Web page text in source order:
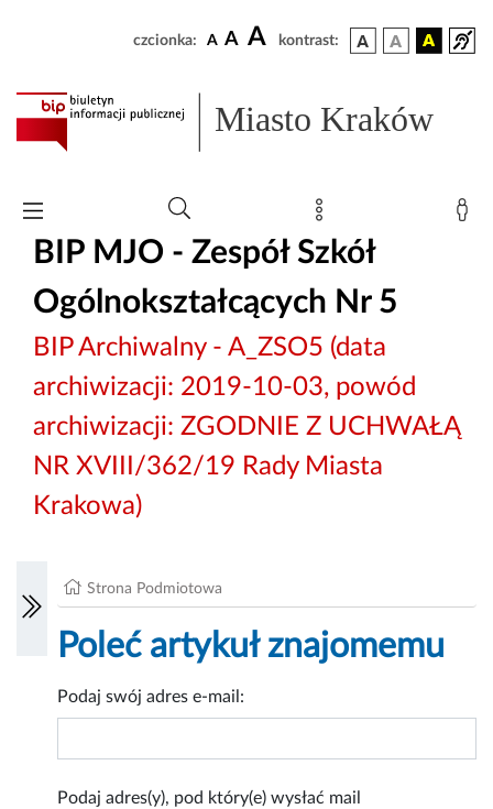
czcionka: A A A kontrast:
Miasto Kraków
BIP MJO - Zespół Szkół
Ogólnokształcących Nr 5
BIP Archiwalny - A_ZSO5 (data
archiwizacji: 2019-10-03, powód
archiwizacji: ZGODNIE Z UCHWAŁĄ
NR XVIII/362/19 Rady Miasta
Krakowa)
Strona Podmiotowa
Poleć artykuł znajomemu
Podaj swój adres e-mail:
Podaj adres(y), pod który(e) wysłać mail